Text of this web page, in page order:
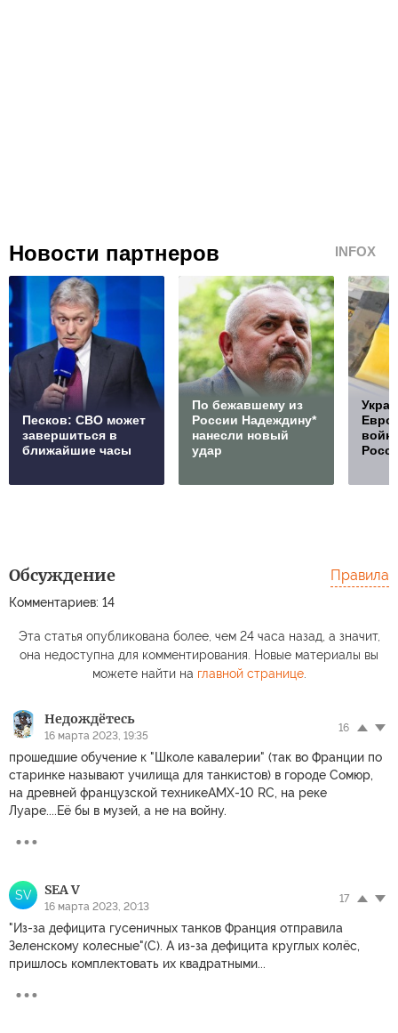
Новости партнеров INFOX
Песков: СВО может
завершиться в
ближайшие часы
По бежавшему из
России Надеждину*
нанесли новый
удар
Обсуждение
Комментариев: 14
Правила
Эта статья опубликована более, чем 24 часа назад, а значит,
она недоступна для комментирования. Новые материалы вы
можете найти на главной странице.
Недождётесь
16 марта 2023, 19:35
16
прошедшие обучение к "Школе кавалерии" (так во Франции по
старинке называют училища для танкистов) в городе Сомюр,
на древней французской техникеAMX-10 RC, на реке
Луаре....Её бы в музей, а не на войну.
SV SEA V
16 марта 2023, 20:13
17
"Из-за дефицита гусеничных танков Франция отправила
Зеленскому колесные"(С). А из-за дефицита круглых колёс,
пришлось комплектовать их квадратными...